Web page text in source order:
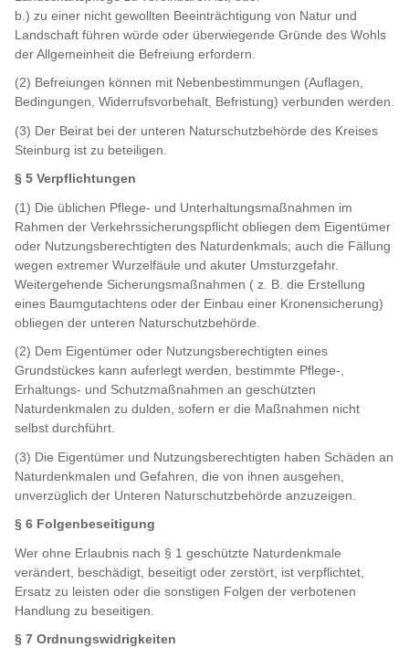
b.) zu einer nicht gewollten Beeinträchtigung von Natur und
Landschaft führen würde oder überwiegende Gründe des Wohls
der Allgemeinheit die Befreiung erfordern.
(2) Befreiungen können mit Nebenbestimmungen (Auflagen,
Bedingungen, Widerrufsvorbehalt, Befristung) verbunden werden.
(3) Der Beirat bei der unteren Naturschutzbehörde des Kreises
Steinburg ist zu beteiligen.
§ 5 Verpflichtungen
(1) Die üblichen Pflege- und Unterhaltungsmaßnahmen im
Rahmen der Verkehrssicherungspflicht obliegen dem Eigentümer
oder Nutzungsberechtigten des Naturdenkmals; auch die Fällung
wegen extremer Wurzelfäule und akuter Umsturzgefahr.
Weitergehende Sicherungsmaßnahmen ( z. B. die Erstellung
eines Baumgutachtens oder der Einbau einer Kronensicherung)
obliegen der unteren Naturschutzbehörde.
(2) Dem Eigentümer oder Nutzungsberechtigten eines
Grundstückes kann auferlegt werden, bestimmte Pflege-,
Erhaltungs- und Schutzmaßnahmen an geschützten
Naturdenkmalen zu dulden, sofern er die Maßnahmen nicht
selbst durchführt.
(3) Die Eigentümer und Nutzungsberechtigten haben Schäden an
Naturdenkmalen und Gefahren, die von ihnen ausgehen,
unverzüglich der Unteren Naturschutzbehörde anzuzeigen.
§ 6 Folgenbeseitigung
Wer ohne Erlaubnis nach § 1 geschützte Naturdenkmale
verändert, beschädigt, beseitigt oder zerstört, ist verpflichtet,
Ersatz zu leisten oder die sonstigen Folgen der verbotenen
Handlung zu beseitigen.
§ 7 Ordnungswidrigkeiten